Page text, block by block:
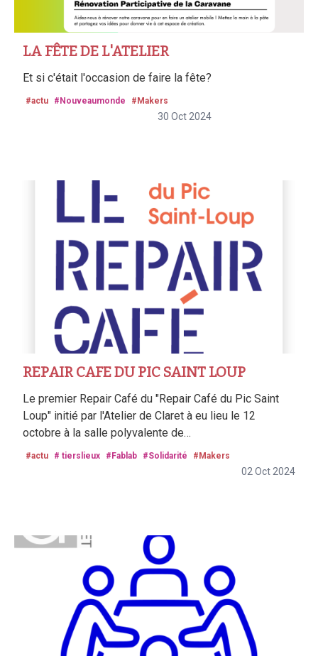
LA FÊTE DE L'ATELIER
Et si c'était l'occasion de faire la fête?
#actu #Nouveaumonde #Makers
30 Oct 2024
REPAIR CAFE DU PIC SAINT LOUP
Le premier Repair Café du "Repair Café du Pic Saint
Loup" initié par l'Atelier de Claret à eu lieu le 12
octobre à la salle polyvalente de…
#actu # tierslieux #Fablab #Solidarité #Makers
02 Oct 2024